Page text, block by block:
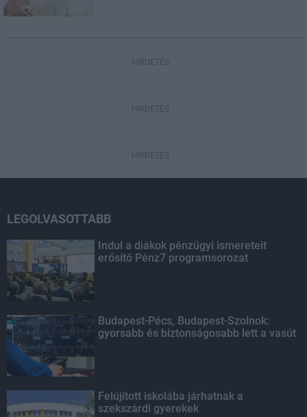
HIRDETÉS
HIRDETÉS
HIRDETÉS
LEGOLVASOTTABB
Indul a diákok pénzügyi ismereteit
erősítő Pénz7 programsorozat
Budapest-Pécs, Budapest-Szolnok:
gyorsabb és biztonságosabb lett a vasút
Felújított iskolába járhatnak a
szekszárdi gyerekek